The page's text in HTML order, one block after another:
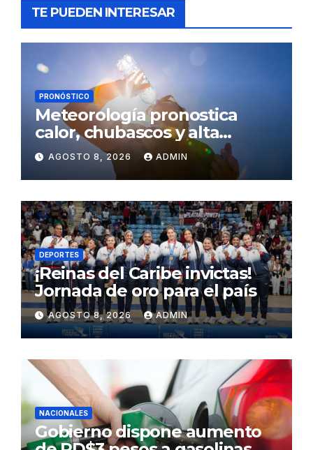
TE PUEDEN INTERESAR
PRONÓSTICO
Meteorología pronostica
calor, chubascos y alta
concentración de polvo del
Sahara para este sábado
AGOSTO 8, 2026 ADMIN
DEPORTES
¡Reinas del Caribe invictas!
Jornada de oro para el país
AGOSTO 8, 2026 ADMIN
NACIONALES
Gobierno dispone aumento